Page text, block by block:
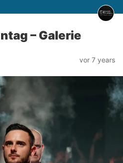
– Galerie
vor 7 years